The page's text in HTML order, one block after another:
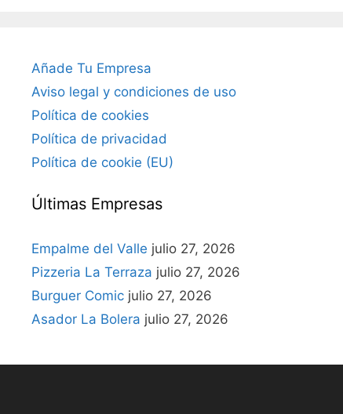
Añade Tu Empresa
Aviso legal y condiciones de uso
Política de cookies
Política de privacidad
Política de cookie (EU)
Últimas Empresas
Empalme del Valle julio 27, 2026
Pizzeria La Terraza julio 27, 2026
Burguer Comic julio 27, 2026
Asador La Bolera julio 27, 2026